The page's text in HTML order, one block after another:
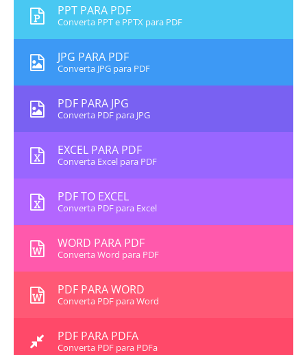
PPT PARA PDF
Converta PPT e PPTX para PDF
JPG PARA PDF
Converta JPG para PDF
PDF PARA JPG
Converta PDF para JPG
EXCEL PARA PDF
Converta Excel para PDF
PDF TO EXCEL
Converta PDF para Excel
WORD PARA PDF
Converta Word para PDF
PDF PARA WORD
Converta PDF para Word
PDF PARA PDFA
Converta PDF para PDFa